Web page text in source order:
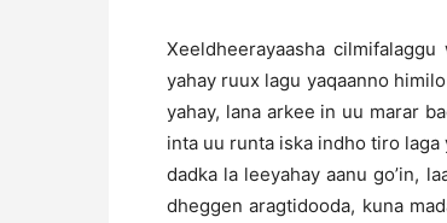
Xeeldheerayaasha
yahay ruux lagu yaqaanno
yahay, lana arkee in uu marar
inta uu runta iska indho tiro
dadka la leeyahay aanu go’in,
dheggen aragtidooda, kuna